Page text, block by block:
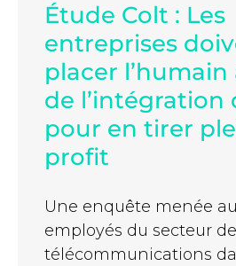
Étude Colt : Les
entreprises
placer
de l’intégration
pour en tirer
profit
Une enquête menée
employés du secteur
télécommunications